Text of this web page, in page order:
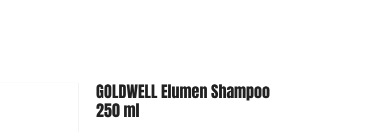
GOLDWELL Elumen Shampoo
250 ml